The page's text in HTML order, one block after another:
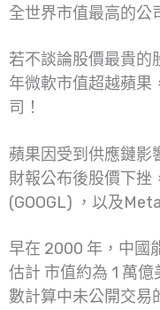
全世界市值最高的公
若不談論股價最貴的
年微軟市值超越蘋果
司！
蘋果因受到供應鏈影
財報公布後股價下挫
(GOOGL) ，以及
早在 2000 年，中國
估計 市值約為 1 萬
數計算中未公開交易